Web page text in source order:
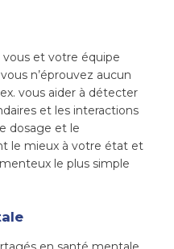
vous et votre équipe
n’éprouvez aucun
vous aider à détecter
et les interactions
dosage et le
le mieux à votre état et
le plus simple